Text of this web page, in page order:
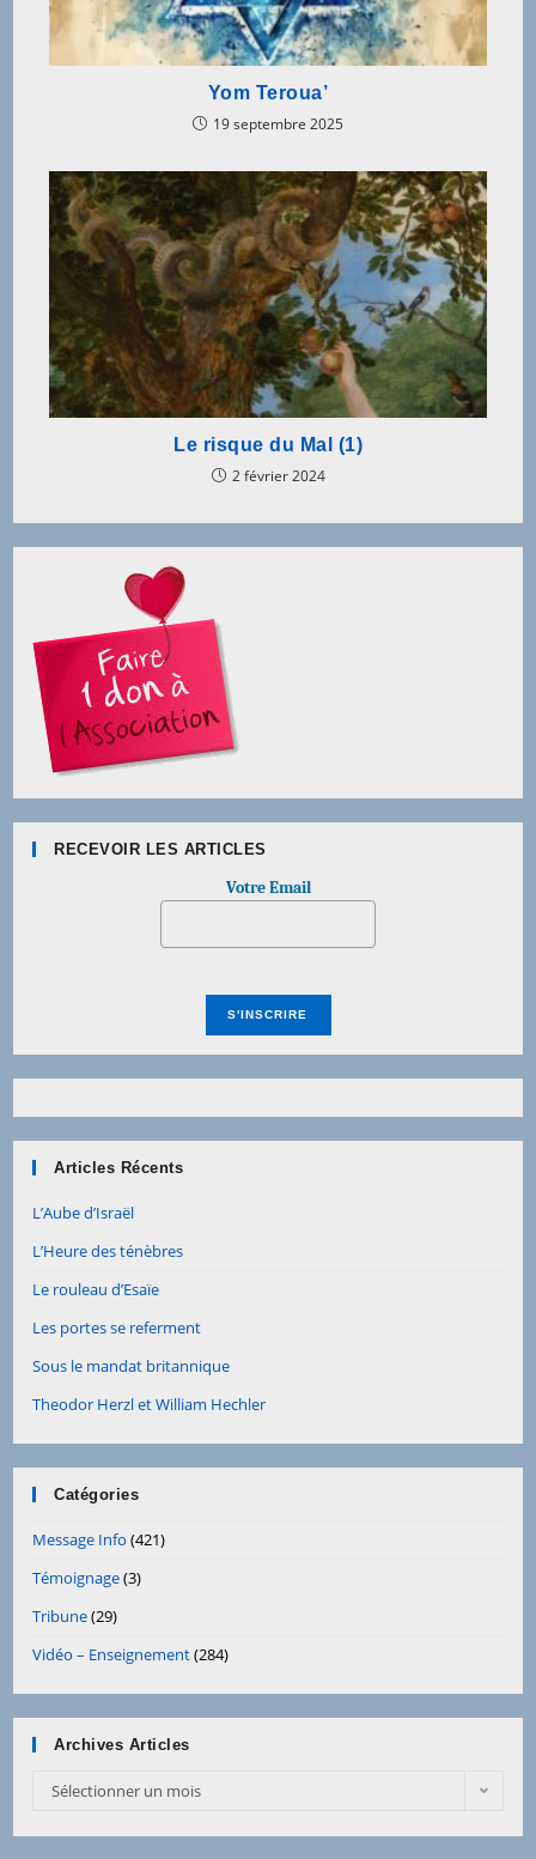
Yom Teroua’
19 septembre 2025
Le risque du Mal (1)
2 février 2024
RECEVOIR LES ARTICLES
Votre Email
Articles Récents
L’Aube d’Israël
L’Heure des ténèbres
Le rouleau d’Esaïe
Les portes se referment
Sous le mandat britannique
Theodor Herzl et William Hechler
Catégories
Message Info (421)
Témoignage(3)
Tribune(29)
Vidéo – Enseignement(284)
Archives Articles
Sélectionner un mois